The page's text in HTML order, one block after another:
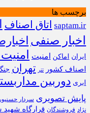
برچسب ها
saptam.ir اتاق اصناف
اخبار صنفی
ایران
اماکن امنیت
اصناف کشور
تتر تهران
ابری دوربین
پایش تصویری سردار حسنپور
نژاد فروشندگان قرارگاه